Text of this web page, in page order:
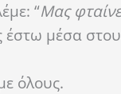
“Μας
μέσα
όλους.